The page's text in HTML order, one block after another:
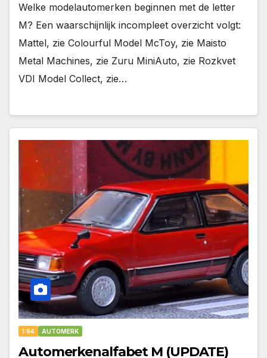
Welke modelautomerken beginnen met de letter
M? Een waarschijnlijk incompleet overzicht volgt:
Mattel, zie Colourful Model McToy, zie Maisto
Metal Machines, zie Zuru MiniAuto, zie Rozkvet
VDI Model Collect, zie…
1:64 AUTOMERK
Automerkenalfabet M (UPDATE)